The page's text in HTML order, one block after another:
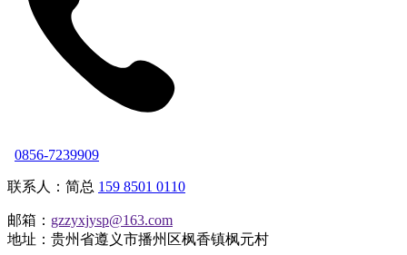
0856-7239909
联系人：简总 159 8501 0110
邮箱： gzzyxjysp@163.com
地址：贵州省遵义市播州区枫香镇枫元村